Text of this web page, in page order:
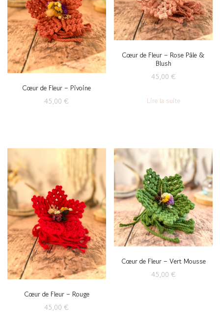
Cœur de Fleur – Pivoine
45,00€
Cœur de Fleur – Rose Pâle &
Blush
45,00 €
Lire la suite
Cœur de Fleur – Rouge
45,00€
Cœur de Fleur – Vert Mousse
45,00 €